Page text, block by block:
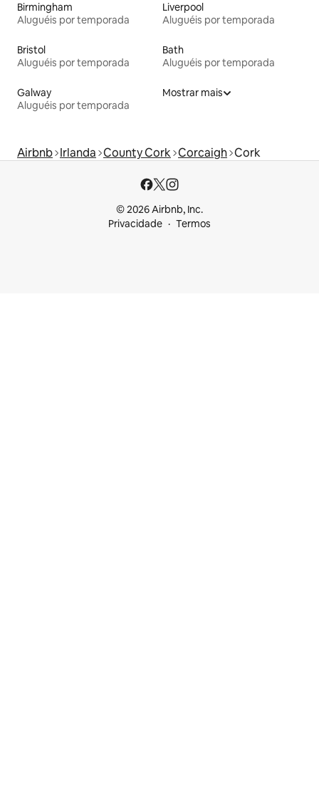
Birmingham
Aluguéis por temporada
Liverpool
Aluguéis por temporada
Bristol
Aluguéis por temporada
Bath
Aluguéis por temporada
Galway
Aluguéis por temporada
Mostrar mais
Airbnb Irlanda County Cork Corcaigh Cork
© 2026 Airbnb, Inc.
Privacidade
Termos